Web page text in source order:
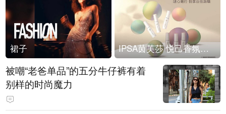
裙子 IPSA茵芙莎 悦己香氛凝露上市
被嘲“老爸单品”的五分牛仔裤有着
别样的时尚魔力